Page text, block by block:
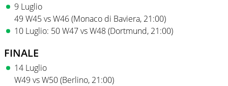
9 Luglio
49 W45 vs W46 (Monaco di Baviera, 21:00)
10 Luglio: 50 W47 vs W48 (Dortmund, 21:00)
FINALE
14 Luglio
W49 vs W50 (Berlino, 21:00)